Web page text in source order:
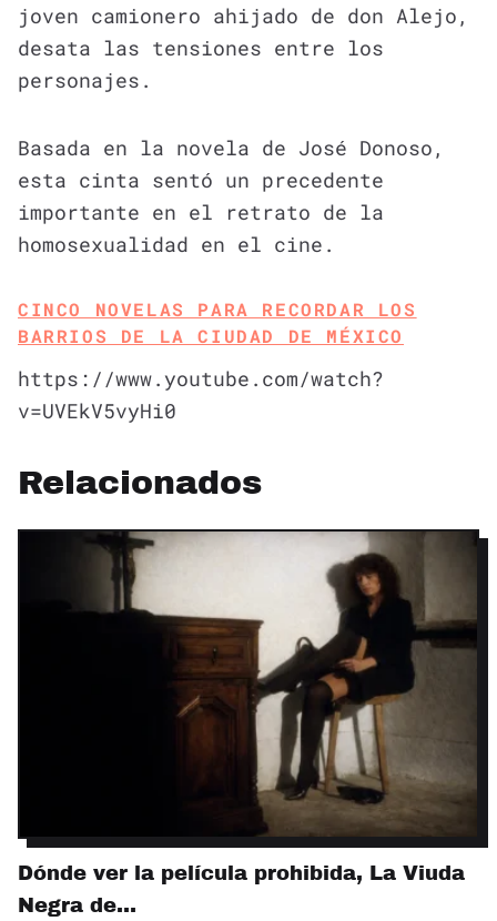
joven camionero ahijado de don Alejo,
desata las tensiones entre los
personajes.
Basada en la novela de José Donoso,
esta cinta sentó un precedente
importante en el retrato de la
homosexualidad en el cine.
CINCO NOVELAS PARA RECORDAR LOS
BARRIOS DE LA CIUDAD DE MÉXICO
https://www.youtube.com/watch?
v=UVEkV5vyHi0
Relacionados
Dónde ver la película prohibida, La Viuda
Negra de…